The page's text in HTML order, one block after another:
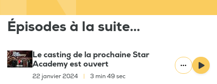
Épisodes à la suite...
Le casting de la prochaine Star
Academy est ouvert
22 janvier 2024 3 min 49 sec